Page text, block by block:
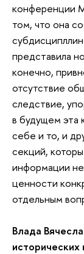
конференции
том, что она
представила
конечно,
отсутствие
следствие,
в будущем эта
себе и то, и
секций,
информации
ценности
отдельным
Влада